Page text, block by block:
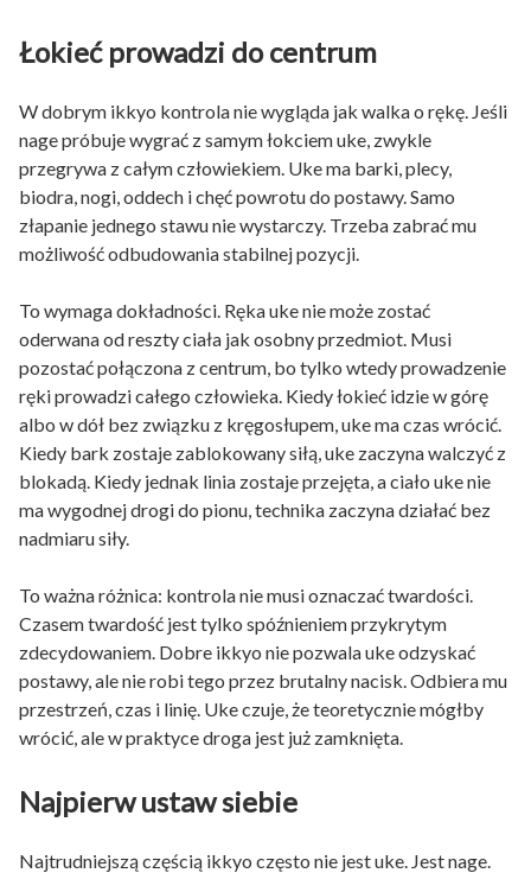
Łokieć prowadzi do centrum
W dobrym ikkyo kontrola nie wygląda jak walka o rękę. Jeśli
nage próbuje wygrać z samym łokciem uke, zwykle
przegrywa z całym człowiekiem. Uke ma barki, plecy,
biodra, nogi, oddech i chęć powrotu do postawy. Samo
złapanie jednego stawu nie wystarczy. Trzeba zabrać mu
możliwość odbudowania stabilnej pozycji.
To wymaga dokładności. Ręka uke nie może zostać
oderwana od reszty ciała jak osobny przedmiot. Musi
pozostać połączona z centrum, bo tylko wtedy prowadzenie
ręki prowadzi całego człowieka. Kiedy łokieć idzie w górę
albo w dół bez związku z kręgosłupem, uke ma czas wrócić.
Kiedy bark zostaje zablokowany siłą, uke zaczyna walczyć z
blokadą. Kiedy jednak linia zostaje przejęta, a ciało uke nie
ma wygodnej drogi do pionu, technika zaczyna działać bez
nadmiaru siły.
To ważna różnica: kontrola nie musi oznaczać twardości.
Czasem twardość jest tylko spóźnieniem przykrytym
zdecydowaniem. Dobre ikkyo nie pozwala uke odzyskać
postawy, ale nie robi tego przez brutalny nacisk. Odbiera mu
przestrzeń, czas i linię. Uke czuje, że teoretycznie mógłby
wrócić, ale w praktyce droga jest już zamknięta.
Najpierw ustaw siebie
Najtrudniejszą częścią ikkyo często nie jest uke. Jest nage.